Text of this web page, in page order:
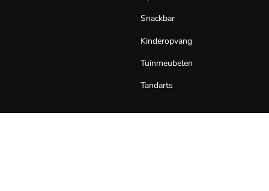
Snackbar
Kinderopvang
Tuinmeubelen
Tandarts